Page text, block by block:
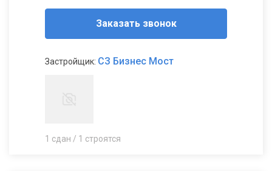
Заказать звонок
Застройщик: СЗ Бизнес Мост
1 сдан / 1 строятся